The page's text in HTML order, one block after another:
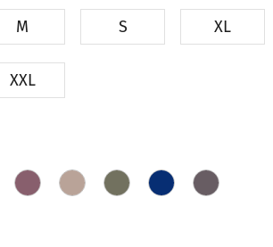
M S XL
XXL